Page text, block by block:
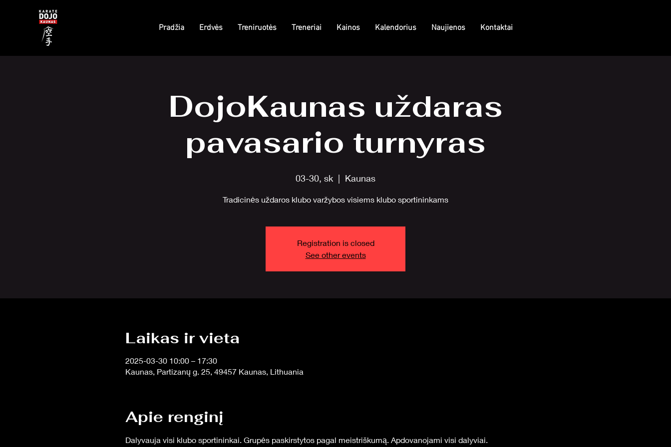
Pradžia Erdvės Treniruotės Treneriai Kainos Kalendorius Naujienos Kontaktai
DojoKaunas uždaras
pavasario turnyras
03-30, sk
  |
Kaunas
Tradicinės uždaros klubo varžybos visiems klubo sportininkams
Registration is closed
See other events
Laikas ir vieta
2025-03-30 10:00 – 17:30
Kaunas, Partizanų g. 25, 49457 Kaunas, Lithuania
Apie renginį
Dalyvauja visi klubo sportininkai. Grupės paskirstytos pagal meistriškumą. Apdovanojami visi dalyviai.